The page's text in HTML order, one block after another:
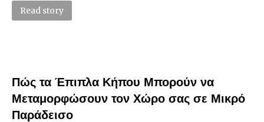
Read story
Πώς τα Έπιπλα Κήπου Μπορούν να
Μεταμορφώσουν τον Χώρο σας σε Μικρό
Παράδεισο